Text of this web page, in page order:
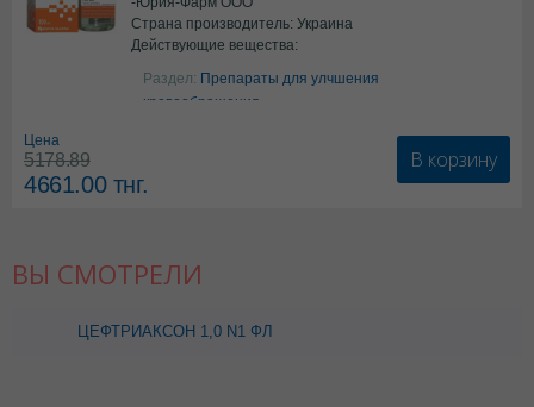
Страна производитель: Украина
Действующие вещества:
Аргинин
Раздел: Препараты для улчшения
кровообращения
Цена
5178.89
4661.00тнг.
В корзину
ВЫ СМОТРЕЛИ
ЦЕФТРИАКСОН 1,0 N1 ФЛ